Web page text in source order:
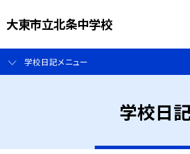
大東市立北条中学校
学校日記メニュー
学校日